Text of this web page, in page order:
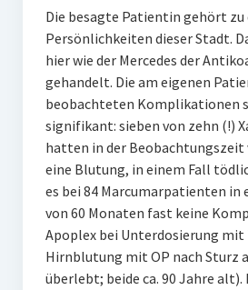
Die besagte Patientin gehört zu
Persönlichkeiten dieser Stadt.
hier wie der Mercedes der
gehandelt. Die am eigenen
beobachteten Komplikationen
signifikant: sieben von zehn (!)
hatten in der Beobachtungszeit
eine Blutung, in einem Fall
es bei 84 Marcumarpatienten in
von 60 Monaten fast keine
Apoplex bei Unterdosierung mit
Hirnblutung mit OP nach Sturz
überlebt; beide ca. 90 Jahre